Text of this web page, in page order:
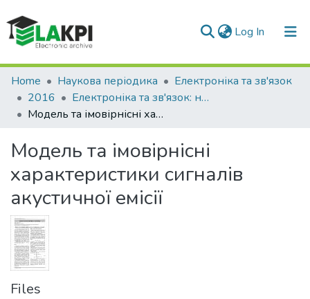
Log In (current)
Communities & Collections
All of DSpace
Home Наукова періодика
Електроніка та зв'язок
2016
Електроніка та зв'язок: науково-технічний журнал, Т. 21, № 5(94)
Модель та імовірнісні характеристики сигналів акустичної емісії
Модель та імовірнісні
характеристики сигналів
акустичної емісії
Files